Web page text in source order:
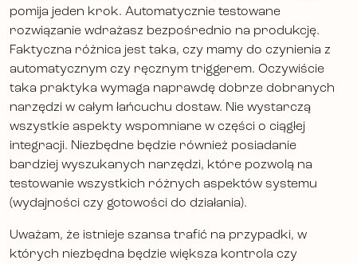
pomija jeden krok. Automatycznie testowane
rozwiązanie wdrażasz bezpośrednio na produkcję.
Faktyczna różnica jest taka, czy mamy do czynienia z
automatycznym czy ręcznym triggerem. Oczywiście
taka praktyka wymaga naprawdę dobrze dobranych
narzędzi w całym łańcuchu dostaw. Nie wystarczą
wszystkie aspekty wspomniane w części o ciągłej
integracji. Niezbędne będzie również posiadanie
bardziej wyszukanych narzędzi, które pozwolą na
testowanie wszystkich różnych aspektów systemu
(wydajności czy gotowości do działania).
Uważam, że istnieje szansa trafić na przypadki, w
których niezbędna będzie większa kontrola czy